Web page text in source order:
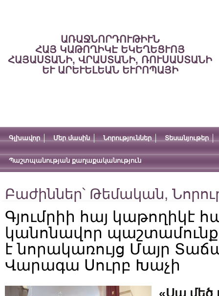
ԱՌԱՋՆՈՐԴՈՒԹԻՒՆ
ՀԱՅ ԿԱԹՈՂԻԿԷ ԵԿԵՂԵՑՒՈՅ
ՀԱՅԱՍՏԱՆԻ, ՎՐԱՍՏԱՆԻ, ՌՈՒՍԱՍՏԱՆԻ
ԵՒ ԱՐԵՒԵԼԵԱՆ ԵՒՐՈՊԱՅԻ
Գլխավոր Մեր մասին Նորություններ Տեսանյութեր
Պաշտպանության քաղաքականություն
Բաժիններ՝ Թեմական,
Գյումրիի հայ կաթողիկէ
կանոնավոր
է նորակառույց Մայր
Վարագա Սուրբ Խաչի
«Սա մեծ